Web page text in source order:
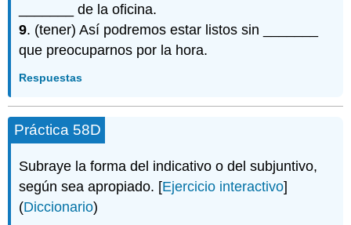
_______ de la oficina.
9. (tener) Así podremos estar listos sin _______
que preocuparnos por la hora.
Respuestas
Práctica 58D
Subraye la forma del indicativo o del subjuntivo,
según sea apropiado. [Ejercicio interactivo]
(Diccionario)